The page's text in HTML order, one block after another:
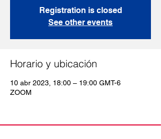
Registration is closed
See other events
Horario y ubicación
10 abr 2023, 18:00 – 19:00 GMT-6
ZOOM